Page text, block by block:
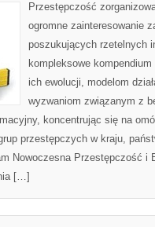
Przestępczość
ogromne zainteresowanie
poszukujących rzetelnych
kompleksowe
ich ewolucji, modelom
wyzwaniom związanym z
koncentrując się na
przestępczych w kraju,
Nowoczesna Przestępczość i
[…]